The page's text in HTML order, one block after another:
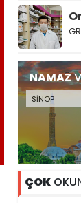
NAMAZ
ÇOK